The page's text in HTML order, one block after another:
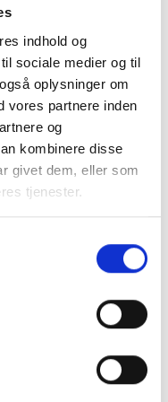
indhold og
sociale medier og til
oplysninger om
vores partnere inden
og
kombinere disse
givet dem, eller som
tjenester.